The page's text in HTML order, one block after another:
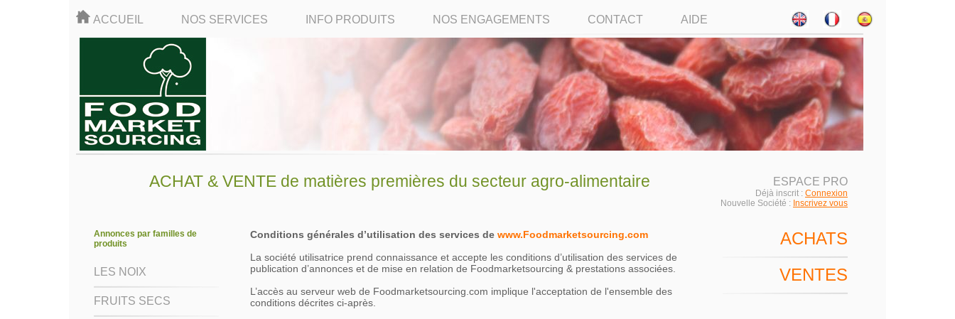
ACCUEIL NOS SERVICES INFO PRODUITS NOS ENGAGEMENTS CONTACT AIDE
ACHAT & VENTE de matières premières du secteur agro-alimentaire ESPACE PRO
Déjà inscrit : Connexion
Nouvelle Société : Inscrivez vous
Annonces par familles de
produits
LES NOIX
FRUITS SECS
Conditions générales d’utilisation des services de www.Foodmarketsourcing.com
La société utilisatrice prend connaissance et accepte les conditions d’utilisation des services de
publication d’annonces et de mise en relation de Foodmarketsourcing & prestations associées.
L’accès au serveur web de Foodmarketsourcing.com implique l'acceptation de l'ensemble des
conditions décrites ci-après.
ACHATS
VENTES